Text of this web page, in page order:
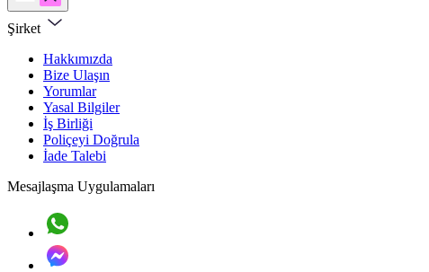
Şirket
Hakkımızda
Bize Ulaşın
Yorumlar
Yasal Bilgiler
İş Birliği
Poliçeyi Doğrula
İade Talebi
Mesajlaşma Uygulamaları